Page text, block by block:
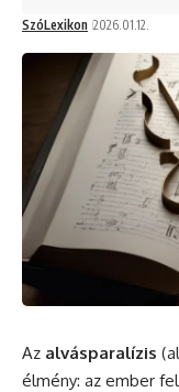
SzóLexikon 2026.01.12.
Az alvásparalízis
élmény: az ember